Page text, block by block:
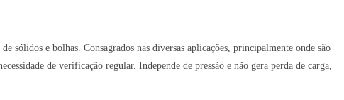
e bolhas. Consagrados nas diversas aplicações, principalmente onde são
de verificação regular. Independe de pressão e não gera perda de carga,